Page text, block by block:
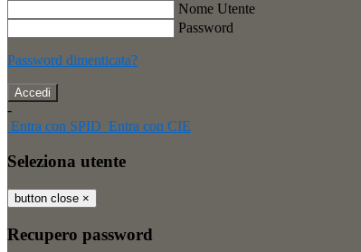
Nome Utente
Password
Password dimenticata?
-
Entra con SPID Entra con CIE
Seleziona utente
button close ×
Recupero password